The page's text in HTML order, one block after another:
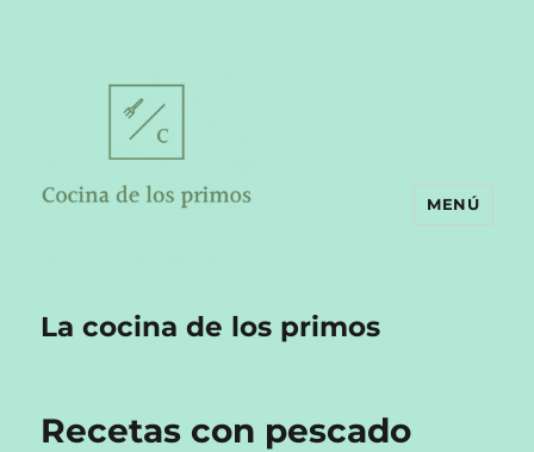
La cocina de los primos
MENÚ
Recetas con pescado